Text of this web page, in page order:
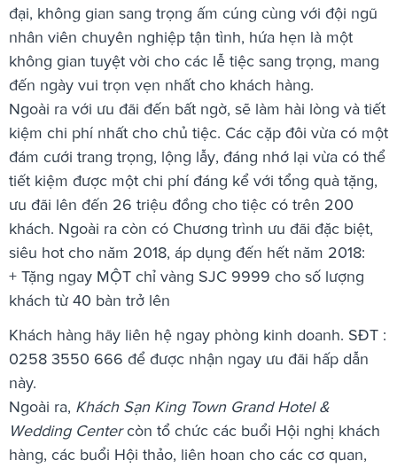
đại, không gian sang trọng ấm cúng cùng với đội ngũ
nhân viên chuyên nghiệp tận tình, hứa hẹn là một
không gian tuyệt vời cho các lễ tiệc sang trọng, mang
đến ngày vui trọn vẹn nhất cho khách hàng.
Ngoài ra với ưu đãi đến bất ngờ, sẽ làm hài lòng và tiết
kiệm chi phí nhất cho chủ tiệc. Các cặp đôi vừa có một
đám cưới trang trọng, lộng lẫy, đáng nhớ lại vừa có thể
tiết kiệm được một chi phí đáng kể với tổng quà tặng,
ưu đãi lên đến 26 triệu đồng cho tiệc có trên 200
khách. Ngoài ra còn có Chương trình ưu đãi đặc biệt,
siêu hot cho năm 2018, áp dụng đến hết năm 2018:
+ Tặng ngay MỘT chỉ vàng SJC 9999 cho số lượng
khách từ 40 bàn trở lên
Khách hàng hãy liên hệ ngay phòng kinh doanh. SĐT :
0258 3550 666 để được nhận ngay ưu đãi hấp dẫn
này.
Ngoài ra, Khách Sạn King Town Grand Hotel &
Wedding Centercòn tổ chức các buổi Hội nghị khách
hàng, các buổi Hội thảo, liên hoan cho các cơ quan,